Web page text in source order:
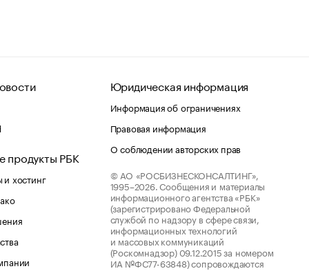
продукты РБК
хостинг
Юридическая информация
Информация об ограничениях
Правовая информация
О соблюдении авторских прав
© АО «РОСБИЗНЕСКОНСАЛТИНГ»,
1995–2026. Сообщения и материалы
информационного агентства «РБК»
(зарегистрировано Федеральной
службой по надзору в сфере связи,
информационных технологий
и массовых коммуникаций
(Роскомнадзор) 09.12.2015 за номером
ИА №ФС77-63848) сопровождаются